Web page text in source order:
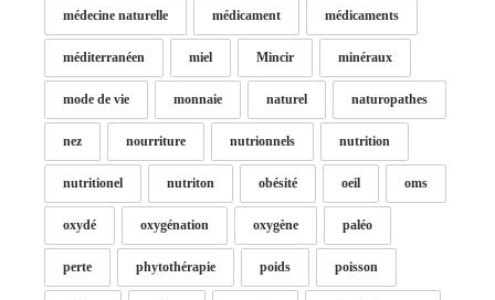
médecine naturelle médicament médicaments
méditerranéen miel Mincir minéraux
mode de vie monnaie naturel naturopathes
nez nourriture nutrionnels nutrition
nutritionel nutriton obésité oeil oms
oxydé oxygénation oxygène paléo
perte phytothérapie poids poisson